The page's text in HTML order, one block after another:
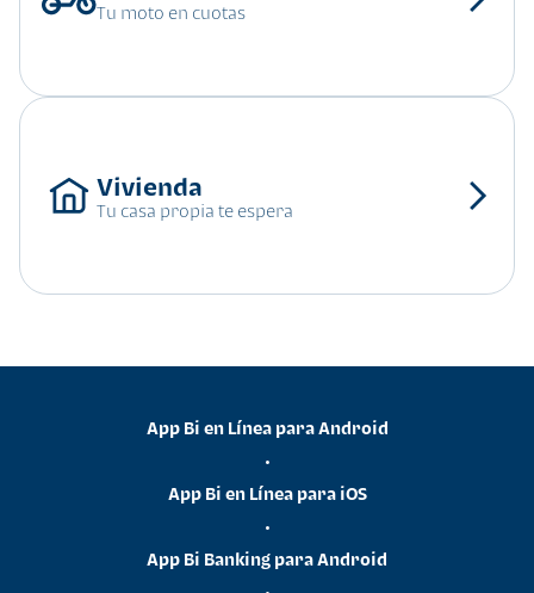
Tu moto en cuotas
Tu casa propia te espera
App Bi en Línea para Android
•
App Bi en Línea para iOS
•
App Bi Banking para Android